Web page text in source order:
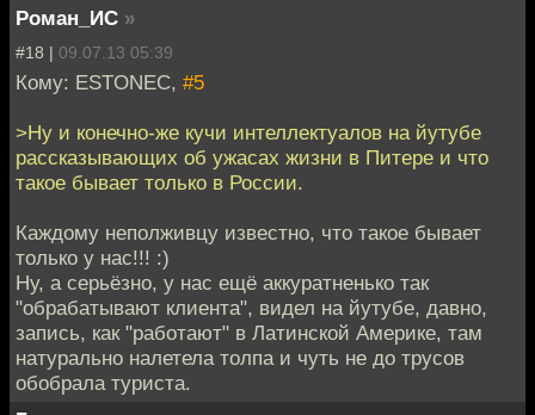
Роман_ИС »
#18 | 09.07.13 05:39
Кому: ESTONEC, #5
>Ну и конечно-же кучи интеллектуалов на йутубе
рассказывающих об ужасах жизни в Питере и что
такое бывает только в России.
Каждому неполживцу известно, что такое бывает
только у нас!!! :)
Ну, а серьёзно, у нас ещё аккуратненько так
"обрабатывают клиента", видел на йутубе, давно,
запись, как "работают" в Латинской Америке, там
натурально налетела толпа и чуть не до трусов
обобрала туриста.